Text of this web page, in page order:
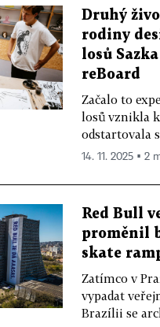
Druhý
rodiny
losů
reBoard
Začalo to
losů vznikla
odstartovala
14. 11. 2025 ▪ 2
Red Bull
proměnil
skate
Zatímco v
vypadat
Brazílii se